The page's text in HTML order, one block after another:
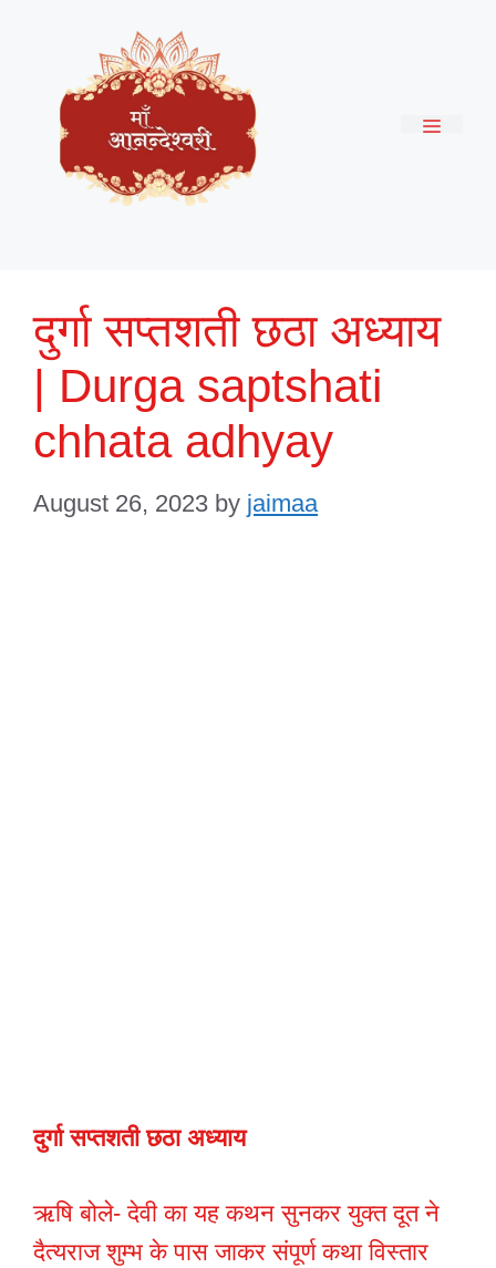
content
दुर्गा सप्तशती छठा अध्याय
| Durga saptshati
chhata adhyay
August 26, 2023 by jaimaa
दुर्गा सप्तशती छठा अध्याय
ऋषि बोले- देवी का यह कथन सुनकर युक्त दूत ने
दैत्यराज शुम्भ के पास जाकर संपूर्ण कथा विस्तार